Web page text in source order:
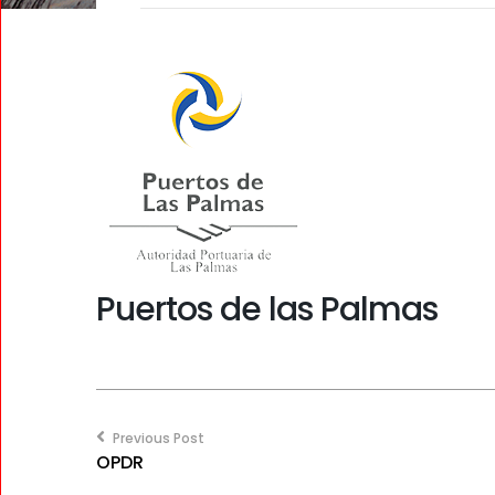
Puertos de las Palmas
navigation
Previous Post
OPDR